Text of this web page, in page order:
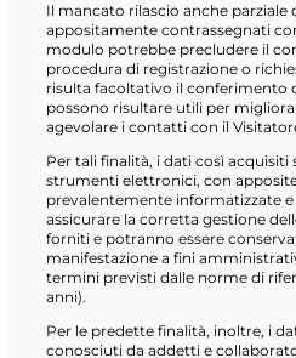
Il mancato rilascio anche parziale
appositamente contrassegnati
modulo potrebbe precludere il
procedura di registrazione o
risulta facoltativo il conferimento
possono risultare utili per
agevolare i contatti con il
Per tali finalità, i dati così
strumenti elettronici, con
prevalentemente informatizzate
assicurare la corretta gestione
forniti e potranno essere
manifestazione a fini
termini previsti dalle norme di
anni).
Per le predette finalità, inoltre, i
conosciuti da addetti e